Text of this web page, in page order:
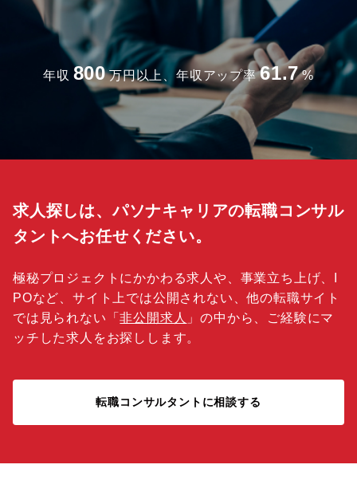
年収 800 万円以上、年収アップ率 61.7 %
求人探しは、パソナキャリアの転職コンサル
タントへお任せください。
極秘プロジェクトにかかわる求人や、事業立ち上げ、I
POなど、サイト上では公開されない、他の転職サイト
では見られない「非公開求人 」の中から、ご経験にマ
ッチした求人をお探しします。
転職コンサルタントに相談する